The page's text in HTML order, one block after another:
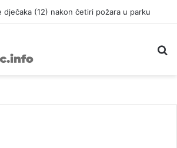
dječaka (12) nakon četiri požara u parku